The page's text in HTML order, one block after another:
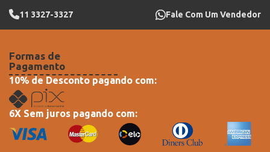
11 3327-3327 Fale Com Um Vendedor
Formas de
Pagamento
10% de Desconto pagando com:
6X Sem juros pagando com: